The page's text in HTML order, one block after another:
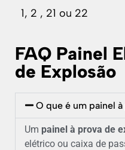
1, 2 , 21 ou 22
FAQ Painel
de Explosão
O que é um painel
Um painel à prova de
elétrico ou caixa de